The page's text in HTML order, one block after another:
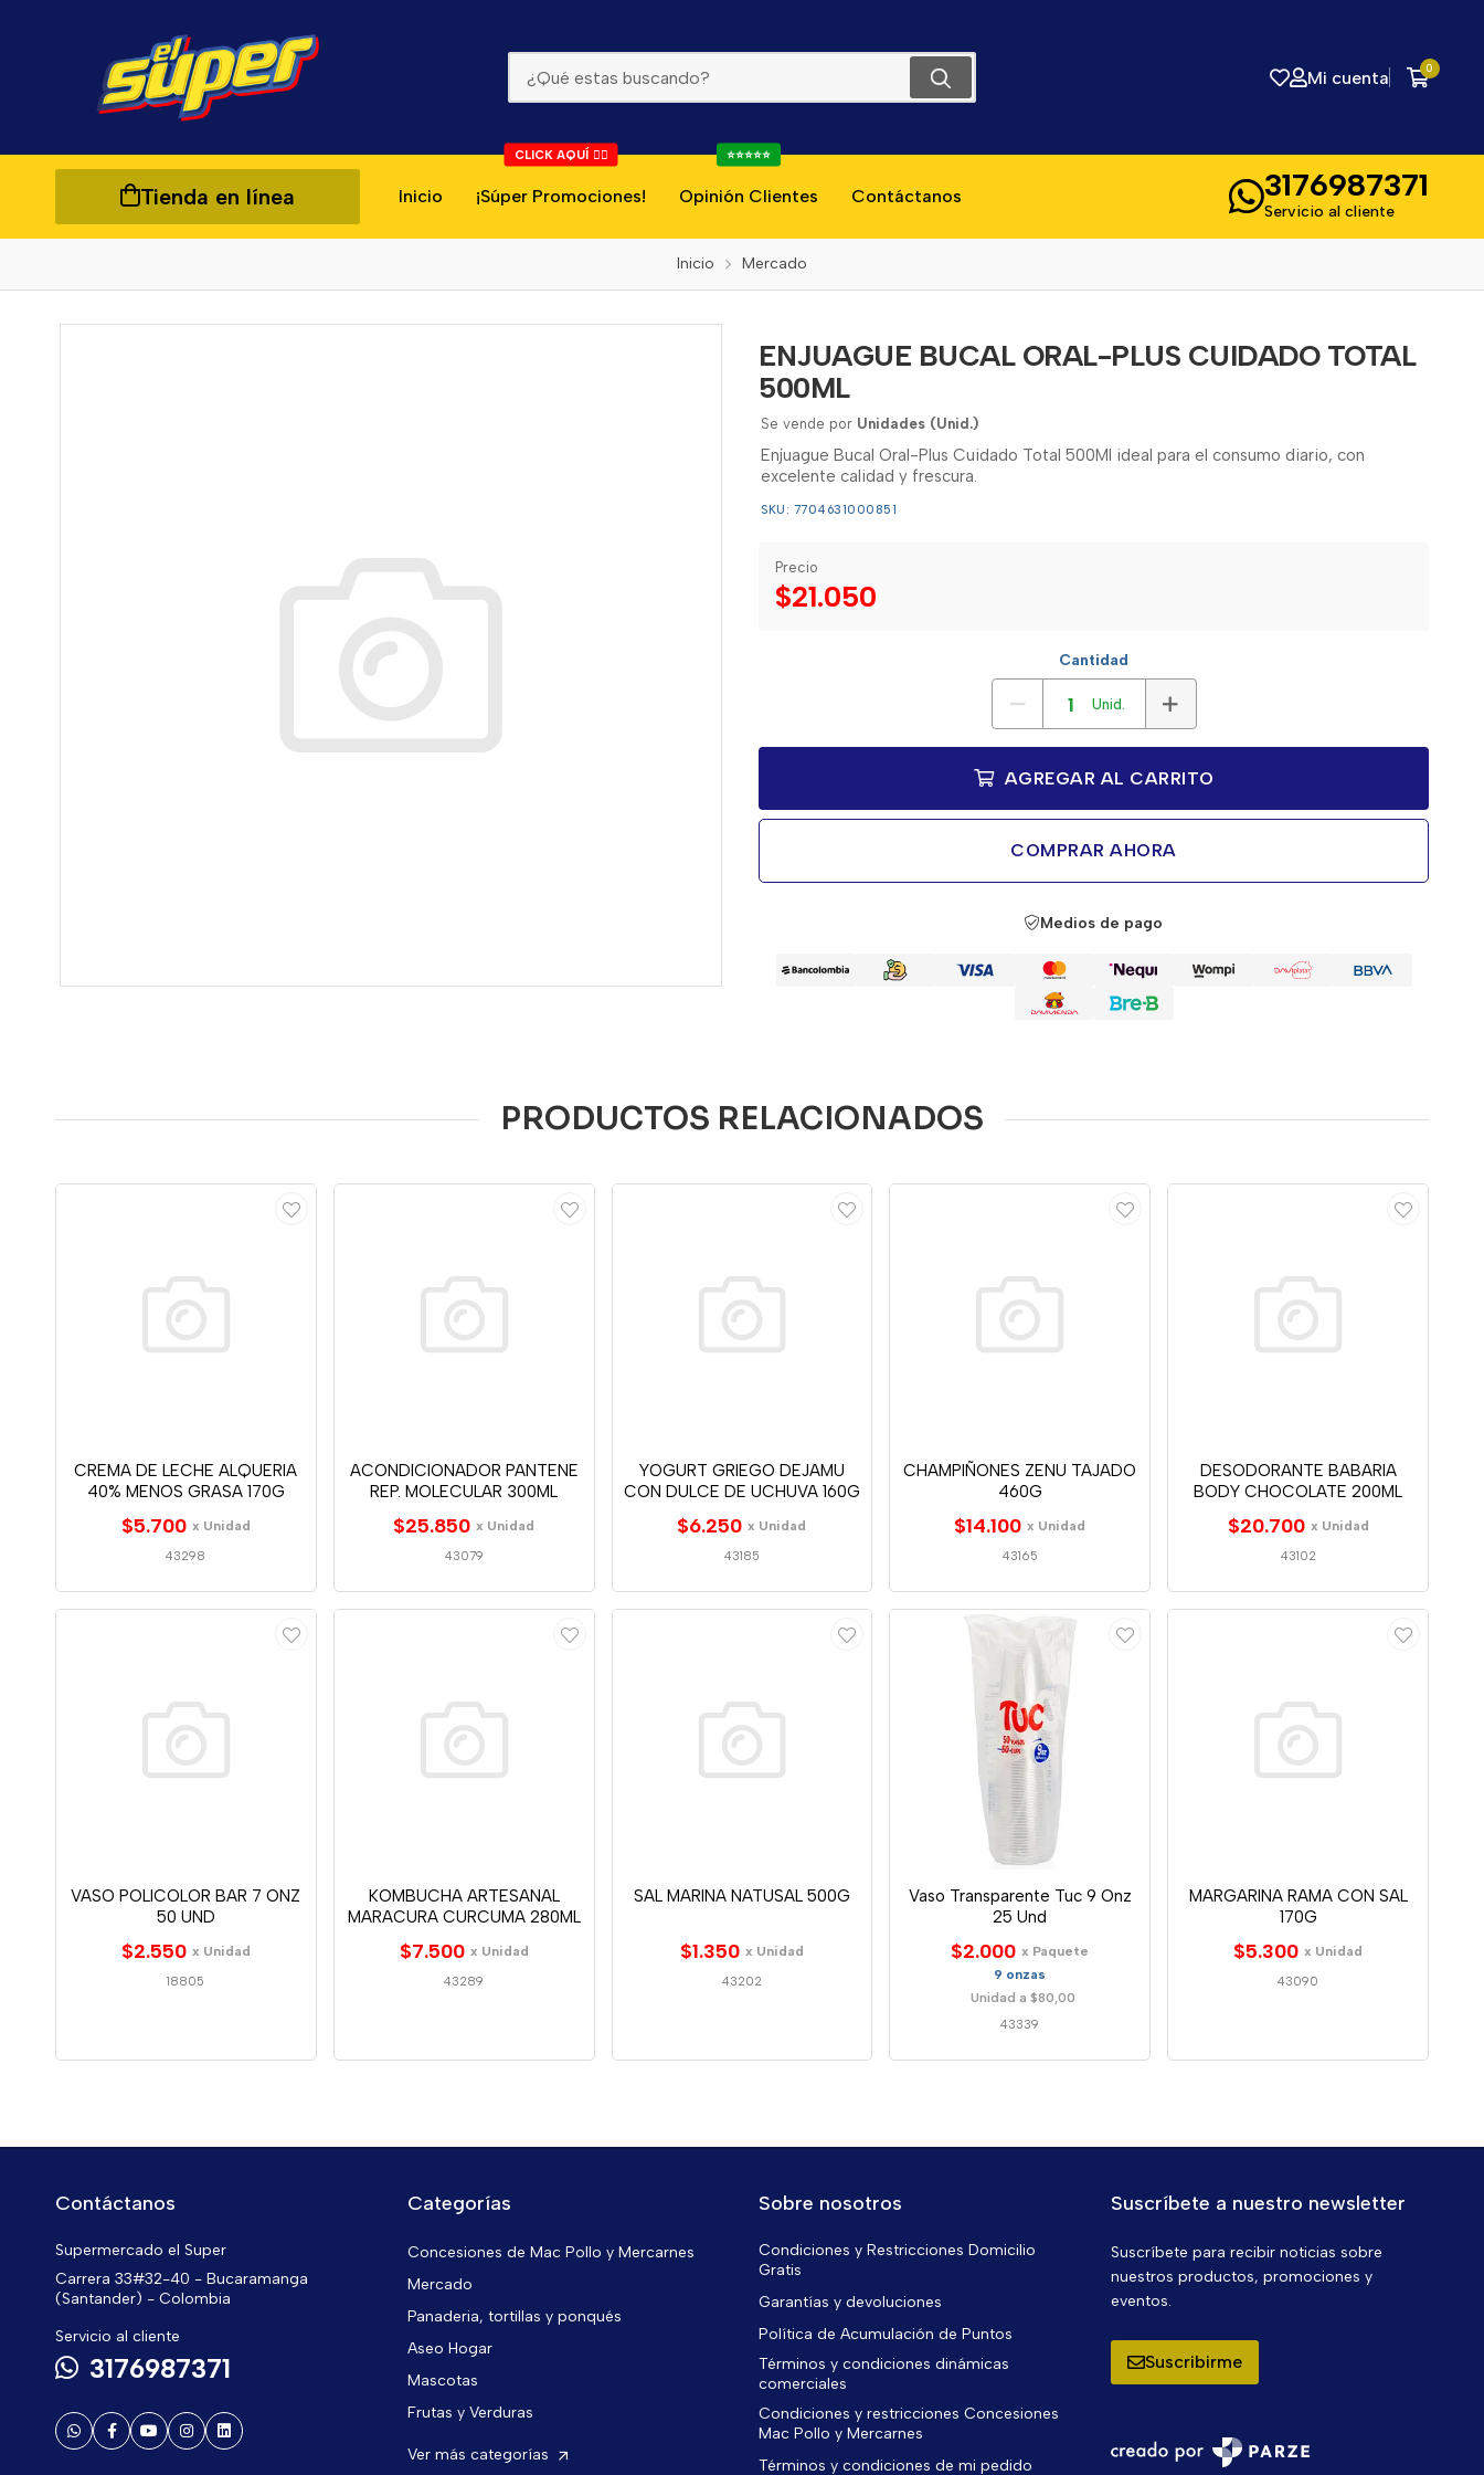
Mi cuenta 0
Tienda en línea Inicio ¡Súper Promociones!
CLICK AQUÍ 👇🏻
Opinión Clientes
⭐⭐⭐⭐⭐
Contáctanos 3176987371
Servicio al cliente
Inicio Mercado
ENJUAGUE BUCAL ORAL-PLUS CUIDADO TOTAL
500ML
Se vende por Unidades (Unid.)
Enjuague Bucal Oral-Plus Cuidado Total 500Ml ideal para el consumo diario, con
excelente calidad y frescura.
SKU: 7704631000851
Precio
$21.050
Cantidad
Unid.
AGREGAR AL CARRITO
COMPRAR AHORA
Medios de pago
PRODUCTOS RELACIONADOS
CREMA DE LECHE ALQUERIA
40% MENOS GRASA 170G
$5.700 x Unidad
43298
ACONDICIONADOR PANTENE
REP. MOLECULAR 300ML
$25.850 x Unidad
43079
YOGURT GRIEGO DEJAMU
CON DULCE DE UCHUVA 160G
$6.250 x Unidad
43185
CHAMPIÑONES ZENU TAJADO
460G
$14.100 x Unidad
43165
DESODORANTE BABARIA
BODY CHOCOLATE 200ML
$20.700 x Unidad
43102
VASO POLICOLOR BAR 7 ONZ
50 UND
$2.550 x Unidad
18805
KOMBUCHA ARTESANAL
MARACURA CURCUMA 280ML
$7.500 x Unidad
43289
SAL MARINA NATUSAL 500G
$1.350 x Unidad
43202
Vaso Transparente Tuc 9 Onz
25 Und
$2.000 x Paquete
9 onzas
Unidad a $80,00
43339
MARGARINA RAMA CON SAL
170G
$5.300 x Unidad
43090
Contáctanos
Supermercado el Super
Carrera 33#32-40 - Bucaramanga
(Santander) - Colombia
Servicio al cliente
3176987371
Categorías
Concesiones de Mac Pollo y Mercarnes
Mercado
Panaderia, tortillas y ponqués
Aseo Hogar
Mascotas
Frutas y Verduras
Ver más categorías
Sobre nosotros
Condiciones y Restricciones Domicilio
Gratis
Garantías y devoluciones
Política de Acumulación de Puntos
Términos y condiciones dinámicas
comerciales
Condiciones y restricciones Concesiones
Mac Pollo y Mercarnes
Términos y condiciones de mi pedido
Suscríbete a nuestro newsletter
Suscríbete para recibir noticias sobre
nuestros productos, promociones y
eventos.
Suscribirme